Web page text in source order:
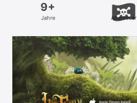
Entwickeln
Suchen
Plattform
iPhone
iPad
9+
Jahre Abenteuer